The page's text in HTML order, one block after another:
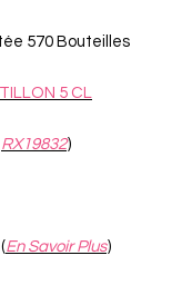
570 Bouteilles
5 CL
RX19832)
En Savoir Plus)